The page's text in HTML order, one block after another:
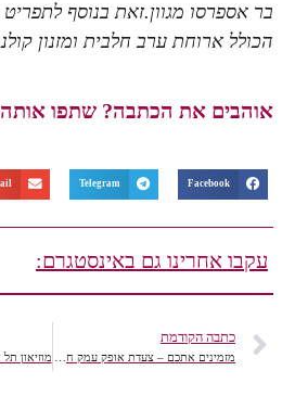
בר אספרסו מגוון.זאת בנוסף
הכולל ארוחת ערב חלבית ומזנון
אוהבים את הכתבה? שתפו אותה
Facebook
Telegram
עקבו אחרינו גם באינסטגרם:
כתבה הקודמת